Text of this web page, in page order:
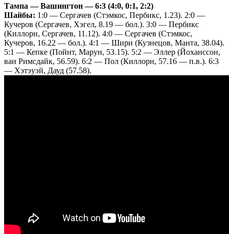
Тампа — Вашингтон — 6:3 (4:0, 0:1, 2:2)
Шайбы: 1:0 — Сергачев (Стэмкос, Пербикс, 1.23). 2:0 —
Кучеров (Сергачев, Хэгел, 8.19 — бол.). 3:0 — Пербикс
(Киллорн, Сергачев, 11.12). 4:0 — Сергачев (Стэмкос,
Кучеров, 16.22 — бол.). 4:1 — Шири (Кузнецов, Манта, 38.04).
5:1 — Кепке (Пойнт, Марун, 53.15). 5:2 — Эллер (Йоханссон,
ван Римсдайк, 56.59). 6:2 — Пол (Киллорн, 57.16 — п.в.). 6:3
— Хэтэуэй, Дауд (57.58).